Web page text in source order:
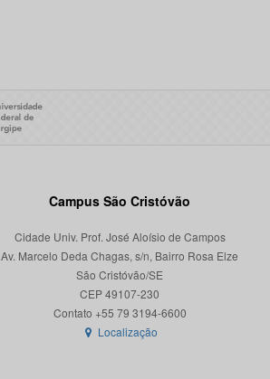
Campus São Cristóvão
Cidade Univ. Prof. José Aloísio de Campos
Av. Marcelo Deda Chagas, s/n, Bairro Rosa Elze
São Cristóvão/SE
CEP 49107-230
Localização